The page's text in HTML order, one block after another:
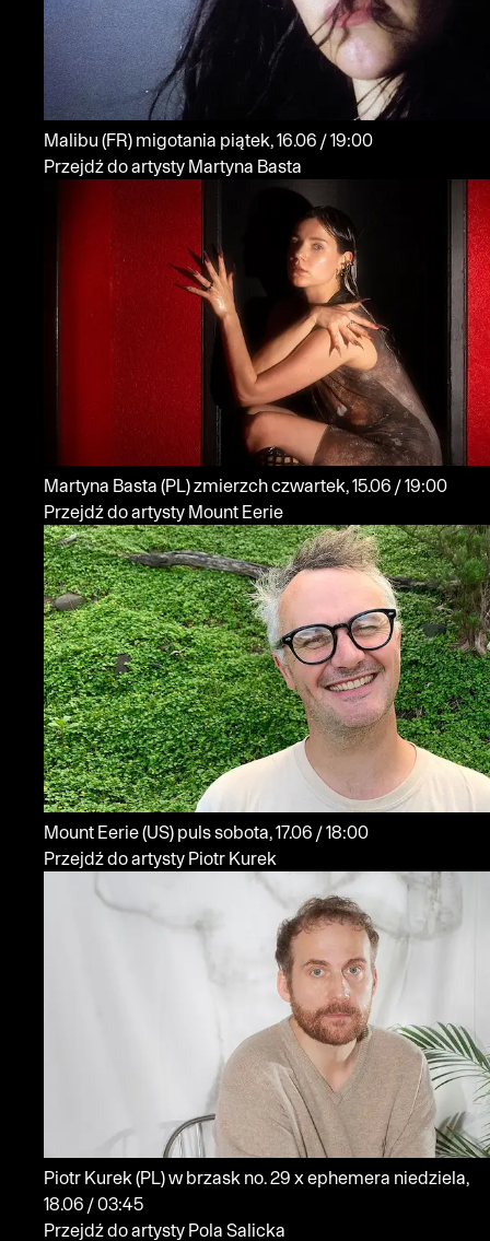
Malibu (FR) migotania
piątek, 16.06 / 19:00
Przejdź do artysty Martyna Basta
Martyna Basta (PL)zmierzch
czwartek, 15.06 / 19:00
Przejdź do artysty Mount Eerie
Mount Eerie(US) puls
sobota, 17.06 / 18:00
Przejdź do artysty Piotr Kurek
Piotr Kurek(PL)w brzask no. 29 x ephemera niedziela,
18.06 / 03:45
Przejdź do artysty Pola Salicka